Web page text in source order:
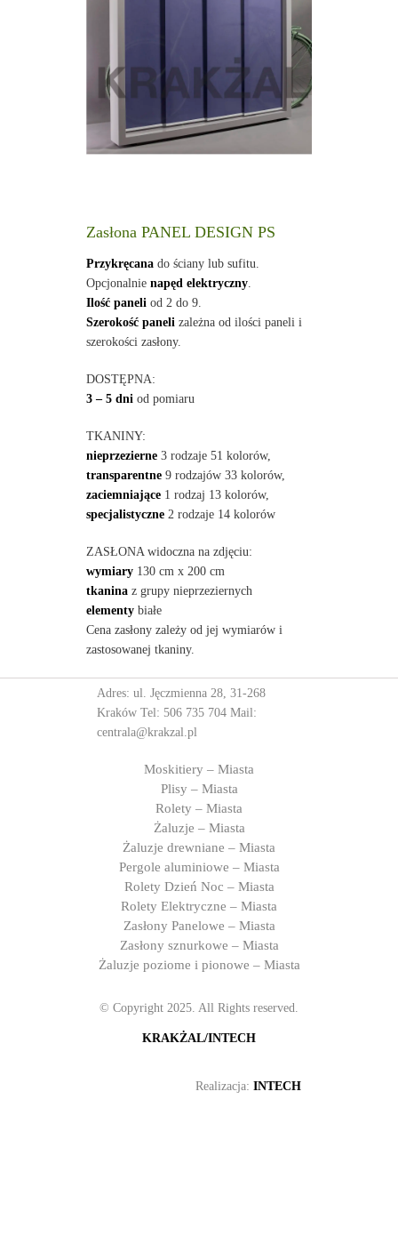
Zasłona PANEL DESIGN PS
Przykręcanado ściany lub sufitu.
Opcjonalnie napęd elektryczny.
Ilość paneliod 2 do 9.
Szerokość panelizależna od ilości paneli i
szerokości zasłony.
DOSTĘPNA:
3 – 5 dniod pomiaru
TKANINY:
nieprzezierne3 rodzaje 51 kolorów,
transparentne9 rodzajów 33 kolorów,
zaciemniające1 rodzaj 13 kolorów,
specjalistyczne2 rodzaje 14 kolorów
ZASŁONA widoczna na zdjęciu:
wymiary130 cm x 200 cm
tkaninaz grupy nieprzeziernych
elementybiałe
Cena zasłony zależy od jej wymiarów i
zastosowanej tkaniny.
Adres: ul. Jęczmienna 28, 31-268
Kraków Tel: 506 735 704 Mail:
centrala@krakzal.pl
Moskitiery – Miasta
Plisy – Miasta
Rolety – Miasta
Żaluzje – Miasta
Żaluzje drewniane – Miasta
Pergole aluminiowe – Miasta
Rolety Dzień Noc – Miasta
Rolety Elektryczne – Miasta
Zasłony Panelowe – Miasta
Zasłony sznurkowe – Miasta
Żaluzje poziome i pionowe – Miasta
© Copyright 2025. All Rights reserved.
KRAKŻAL/INTECH
Realizacja: INTECH